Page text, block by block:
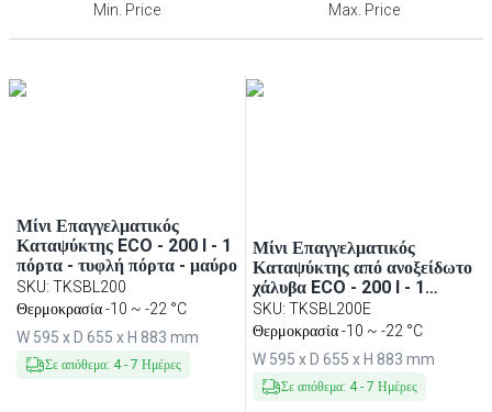
Min. Price Max. Price
Μίνι Επαγγελματικός
Καταψύκτης ECO - 200 l - 1
πόρτα - τυφλή πόρτα - μαύρο
SKU: TKSBL200
Θερμοκρασία -10 ~ -22 °C
W 595 x D 655 x H 883 mm
Σε απόθεμα: 4- 7 Ημέρες
Μίνι Επαγγελματικός
Καταψύκτης από ανοξείδωτο
χάλυβα ECO - 200 l - 1
πόρτα - τυφλή πόρτα & 3
σχάρες - εσωτερική
επένδυση ABS
SKU:TKSBL200E
Θερμοκρασία -10 ~ -22 °C
W 595 x D 655 x H 883 mm
Σε απόθεμα: 4-7 Ημέρες